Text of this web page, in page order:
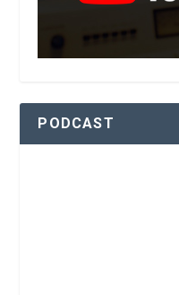
PODCAST